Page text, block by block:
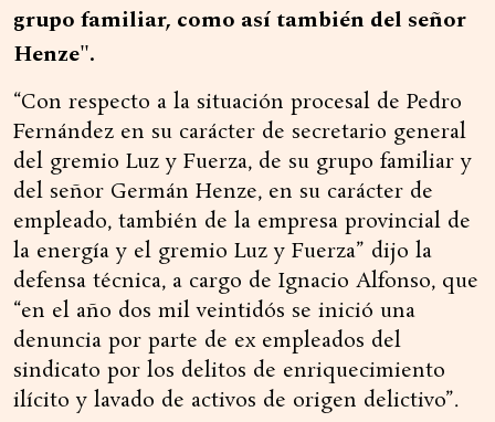
grupo familiar, como así también del señor
Henze".
“Con respecto a la situación procesal de Pedro
Fernández en su carácter de secretario general
del gremio Luz y Fuerza, de su grupo familiar y
del señor Germán Henze, en su carácter de
empleado, también de la empresa provincial de
la energía y el gremio Luz y Fuerza” dijo la
defensa técnica, a cargo de Ignacio Alfonso, que
“en el año dos mil veintidós se inició una
denuncia por parte de ex empleados del
sindicato por los delitos de enriquecimiento
ilícito y lavado de activos de origen delictivo”.